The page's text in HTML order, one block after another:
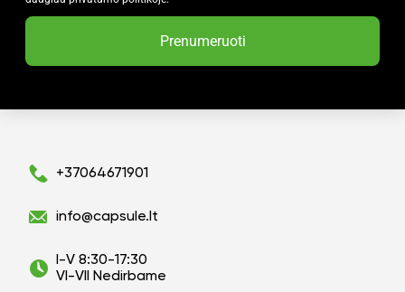
Prenumeruoti
+37064671901
info@capsule.lt
I-V 8:30-17:30
VI-VII Nedirbame